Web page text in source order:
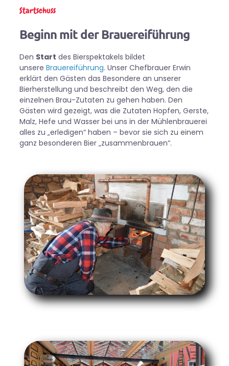
Startschuss
Beginn mit der Brauereiführung
Den Start des Bierspektakels bildet
unsere Brauereiführung. Unser Chefbrauer Erwin
erklärt den Gästen das Besondere an unserer
Bierherstellung und beschreibt den Weg, den die
einzelnen Brau-Zutaten zu gehen haben. Den
Gästen wird gezeigt, was die Zutaten Hopfen, Gerste,
Malz, Hefe und Wasser bei uns in der Mühlenbrauerei
alles zu „erledigen“ haben – bevor sie sich zu einem
ganz besonderen Bier „zusammenbrauen“.